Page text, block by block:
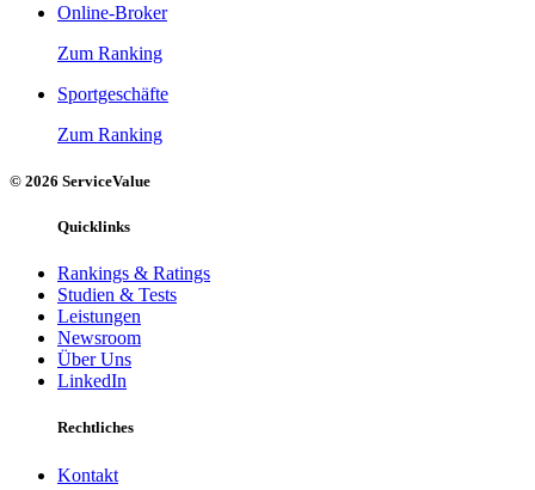
Online-Broker
Zum Ranking
Sportgeschäfte
Zum Ranking
© 2026 ServiceValue
Quicklinks
Rankings & Ratings
Studien & Tests
Leistungen
Newsroom
Über Uns
LinkedIn
Rechtliches
Kontakt